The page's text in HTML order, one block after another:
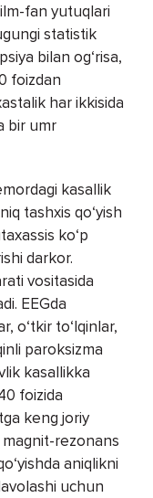
fan yutuqlari
statistik
bilan og‘risa,
foizdan
har ikkisida
bir umr
kasallik
tashxis qo‘yish
ko‘p
darkor.
vositasida
EEGda
o‘tkir to‘lqinlar,
paroksizma
kasallikka
foizida
keng joriy
rezonans
aniqlikni
uchun